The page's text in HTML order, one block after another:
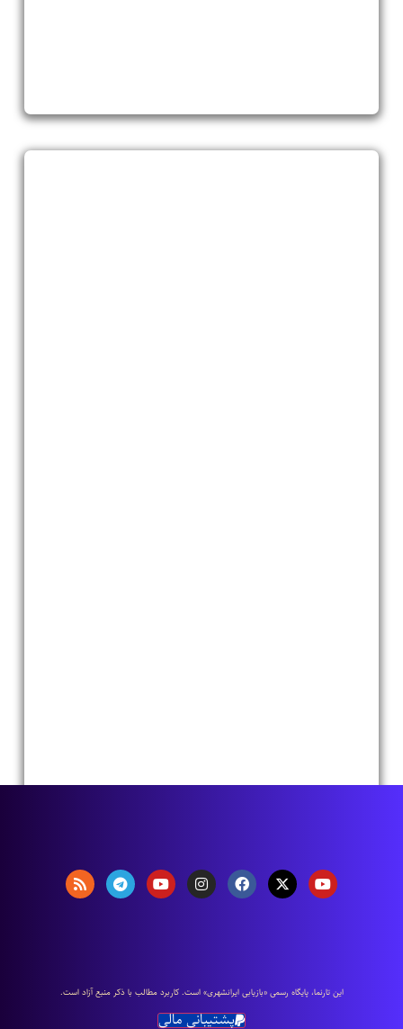
اين تارنما، پایگاه رسمی «بازیابی ایرانشهری» است. كاربرد مطالب با ذكر منبع آزاد است.
پشتیبانی مالی